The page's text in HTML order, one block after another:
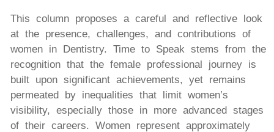
This column proposes a careful and reflective look
at the presence, challenges, and contributions of
women in Dentistry. Time to Speak stems from the
recognition that the female professional journey is
built upon significant achievements, yet remains
permeated by inequalities that limit women’s
visibility, especially those in more advanced stages
of their careers. Women represent approximately